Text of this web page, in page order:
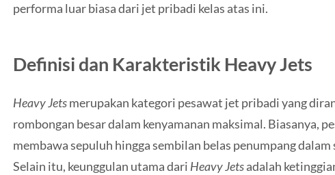
performa luar biasa dari jet pribadi kelas atas ini.
Definisi dan Karakteristik Heavy Jets
Heavy Jetsmerupakan kategori pesawat jet pribadi yang
rombongan besar dalam kenyamanan maksimal. Biasanya,
membawa sepuluh hingga sembilan belas penumpang
Selain itu, keunggulan utama dari Heavy Jetsadalah